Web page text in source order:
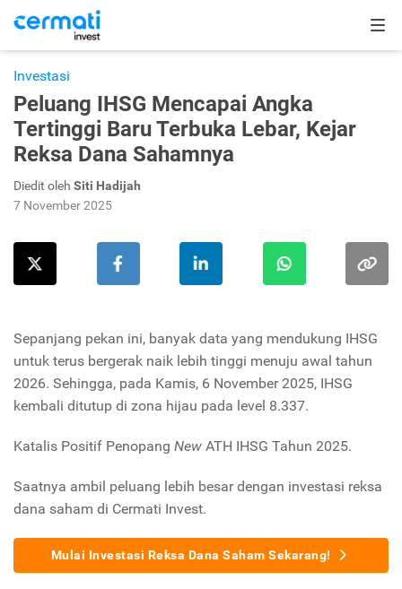
Investasi
Peluang IHSG Mencapai Angka
Tertinggi Baru Terbuka Lebar, Kejar
Reksa Dana Sahamnya
Diedit oleh Siti Hadijah
7 November 2025
Sepanjang pekan ini, banyak data yang mendukung IHSG
untuk terus bergerak naik lebih tinggi menuju awal tahun
2026. Sehingga, pada Kamis, 6 November 2025, IHSG
kembali ditutup di zona hijau pada level 8.337.
Katalis Positif Penopang New ATH IHSG Tahun 2025.
Saatnya ambil peluang lebih besar dengan investasi reksa
dana saham di Cermati Invest.
Mulai Investasi Reksa Dana Saham Sekarang!